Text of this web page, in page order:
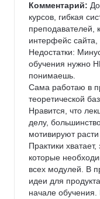
Комментарий:
курсов, гибкая
преподавателей,
интерфейс сайта,
Недостатки:
обучения нужно
понимаешь.
Сама работаю в
теоретической
Нравится, что
делу,
мотивируют
Практики
которые
всех модулей. В
идеи для
начале обучения.